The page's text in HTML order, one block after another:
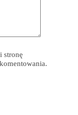
stronę